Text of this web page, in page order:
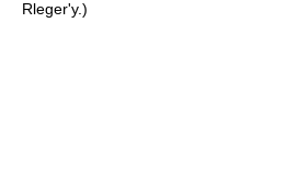
Rleger'y.)